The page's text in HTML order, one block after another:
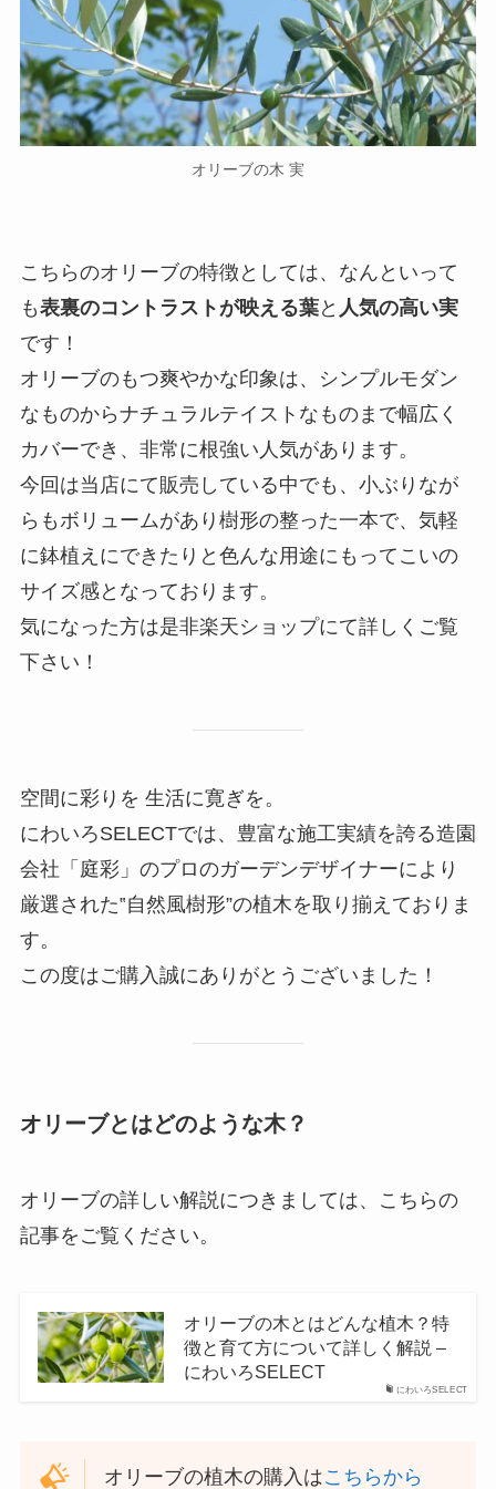
オリーブの木 実
こちらのオリーブの特徴としては、なんといって
も表裏のコントラストが映える葉と 人気の高い実
です！
オリーブのもつ爽やかな印象は、シンプルモダン
なものからナチュラルテイストなものまで幅広く
カバーでき、非常に根強い人気があります。
今回は当店にて販売している中でも、小ぶりなが
らもボリュームがあり樹形の整った一本で、気軽
に鉢植えにできたりと色んな用途にもってこいの
サイズ感となっております。
気になった方は是非楽天ショップにて詳しくご覧
下さい！
空間に彩りを 生活に寛ぎを。
にわいろSELECTでは、豊富な施工実績を誇る造園
会社「庭彩」のプロのガーデンデザイナーにより
厳選された‟自然風樹形”の植木を取り揃えておりま
す。
この度はご購入誠にありがとうございました！
オリーブとはどのような木？
オリーブの詳しい解説につきましては、こちらの
記事をご覧ください。
にわいろSELECT
オリーブの木とはどんな植木？特
徴と育て方について詳しく解説 –
にわいろSELECT
オリーブの植木の購入はこちらから